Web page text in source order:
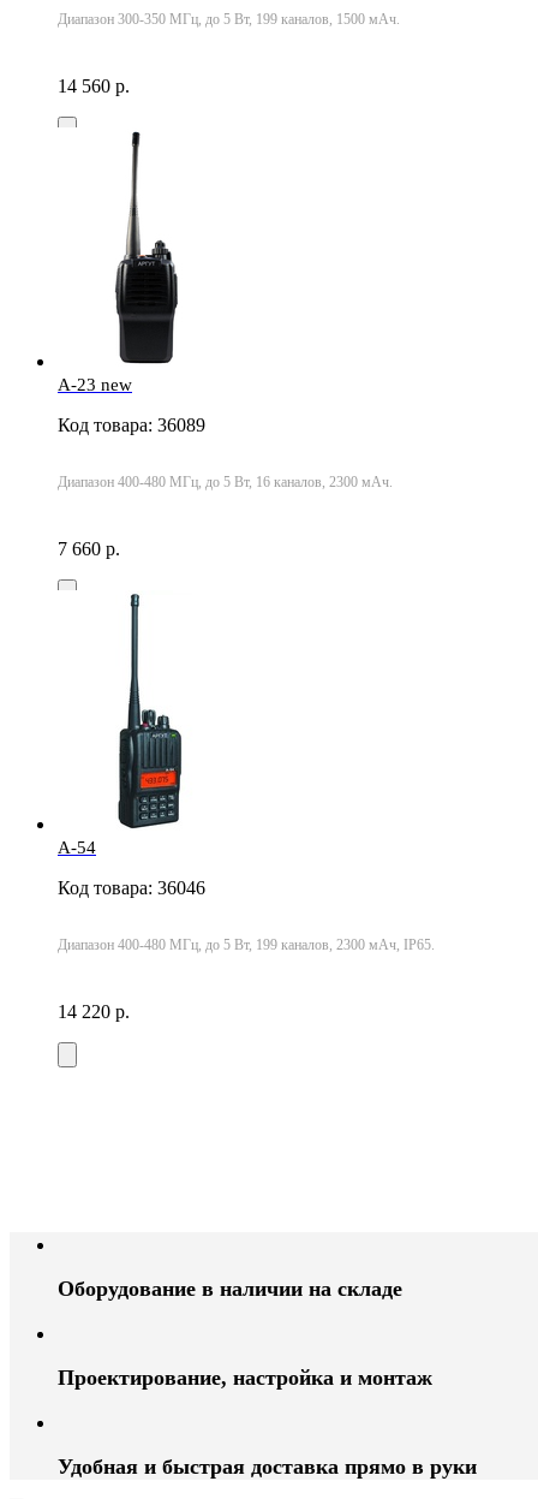
Диапазон 300-350 МГц, до 5 Вт, 199 каналов, 1500 мАч.
14 560 р.
A-23 new
Код товара: 36089
Диапазон 400-480 МГц, до 5 Вт, 16 каналов, 2300 мАч.
7 660 р.
А-54
Код товара: 36046
Диапазон 400-480 МГц, до 5 Вт, 199 каналов, 2300 мАч, IP65.
14 220 р.
Оборудование в наличии на складе
Проектирование, настройка и монтаж
Удобная и быстрая доставка прямо в руки